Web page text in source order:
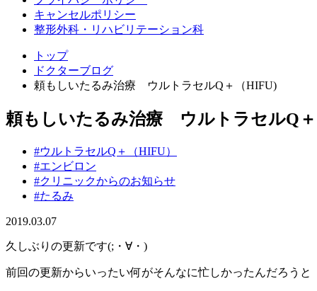
キャンセルポリシー
整形外科・リハビリテーション科
トップ
ドクターブログ
頼もしいたるみ治療 ウルトラセルQ＋（HIFU)
頼もしいたるみ治療 ウルトラセルQ
#ウルトラセルQ＋（HIFU）
#エンビロン
#クリニックからのお知らせ
#たるみ
2019.03.07
久しぶりの更新です(;・∀・)
前回の更新からいったい何がそんなに忙しかったんだろうと